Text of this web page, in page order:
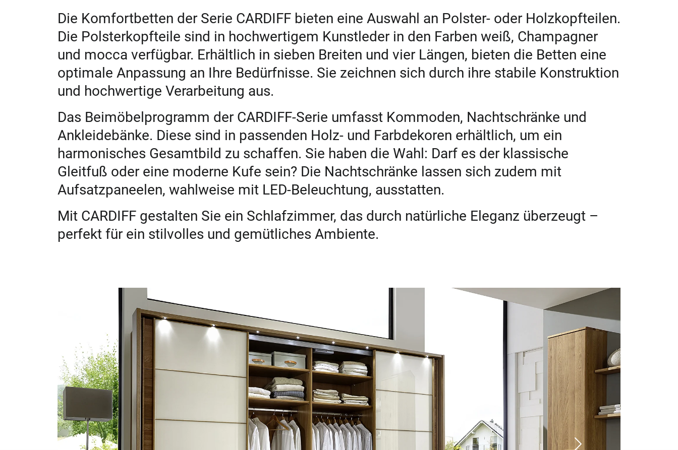
Die Komfortbetten der Serie CARDIFF bieten eine Auswahl an Polster- oder Holzkopfteilen.
Die Polsterkopfteile sind in hochwertigem Kunstleder in den Farben weiß, Champagner
und mocca verfügbar. Erhältlich in sieben Breiten und vier Längen, bieten die Betten eine
optimale Anpassung an Ihre Bedürfnisse. Sie zeichnen sich durch ihre stabile Konstruktion
und hochwertige Verarbeitung aus.
Das Beimöbelprogramm der CARDIFF-Serie umfasst Kommoden, Nachtschränke und
Ankleidebänke. Diese sind in passenden Holz- und Farbdekoren erhältlich, um ein
harmonisches Gesamtbild zu schaffen. Sie haben die Wahl: Darf es der klassische
Gleitfuß oder eine moderne Kufe sein? Die Nachtschränke lassen sich zudem mit
Aufsatzpaneelen, wahlweise mit LED-Beleuchtung, ausstatten.
Mit CARDIFF gestalten Sie ein Schlafzimmer, das durch natürliche Eleganz überzeugt –
perfekt für ein stilvolles und gemütliches Ambiente.